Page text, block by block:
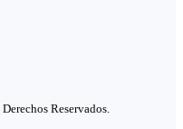
Reservados.